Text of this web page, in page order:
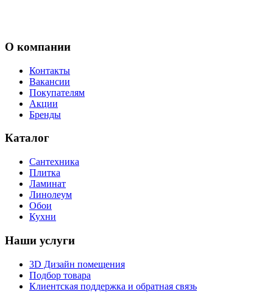
О компании
Контакты
Вакансии
Покупателям
Акции
Бренды
Каталог
Сантехника
Плитка
Ламинат
Линолеум
Обои
Кухни
Наши услуги
3D Дизайн помещения
Подбор товара
Клиентская поддержка и обратная связь